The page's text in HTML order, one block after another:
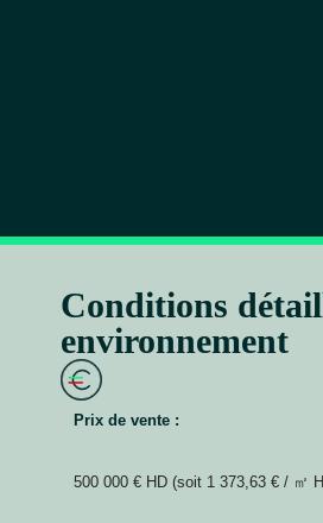
Conditions
environnement
Prix de vente :
500 000 € HD (soit 1 373,63 € / ㎡